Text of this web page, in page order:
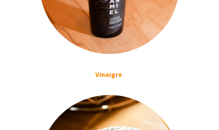
Vinaigre